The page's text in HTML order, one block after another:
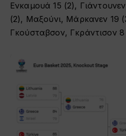
Ενκαμουά 15 (2),
(2), Μαξούνι, Μάρκανεν 19
Γκούσταβσον, Γκράντισον 8